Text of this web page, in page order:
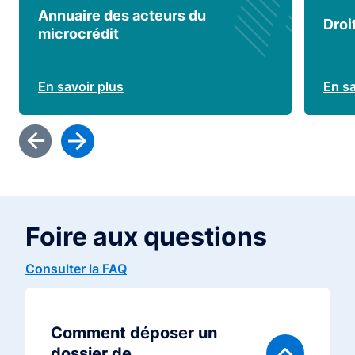
Annuaire des acteurs du
microcrédit
En savoir plus En
Foire aux questions
Consulter la FAQ
Comment déposer un